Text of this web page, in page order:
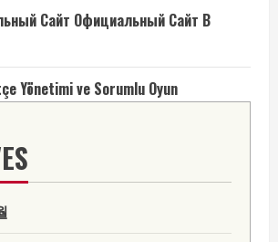
Сайт Официальный Сайт В
Yönetimi ve Sorumlu Oyun